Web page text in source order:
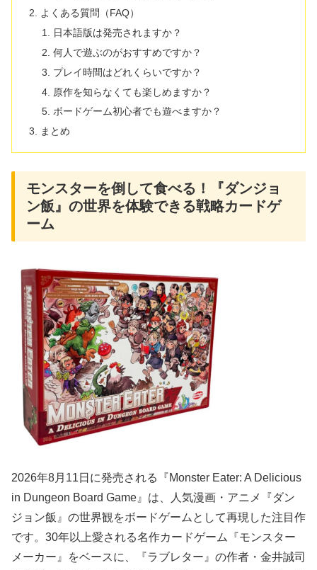
よくある質問（FAQ）
日本語版は発売されますか？
何人で遊ぶのがおすすめですか？
プレイ時間はどれくらいですか？
原作を知らなくても楽しめますか？
ボードゲーム初心者でも遊べますか？
まとめ
モンスターを倒して食べる！『ダンジョ
ン飯』の世界を体験できる戦略カードゲ
ーム
2026年8月11日に発売される『Monster Eater: A Delicious
in Dungeon Board Game』は、人気漫画・アニメ『ダン
ジョン飯』の世界観をボードゲームとして再現した注目作
です。30年以上愛される名作カードゲーム『モンスター
メーカー』をベースに、『ラブレター』の作者・金井誠司